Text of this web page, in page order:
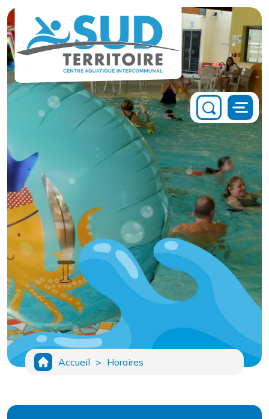
Accueil > Horaires
Panneau de gestion des cookies